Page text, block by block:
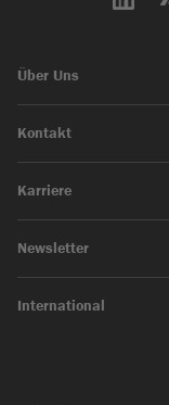
Über Uns
Kontakt
Karriere
Newsletter
International